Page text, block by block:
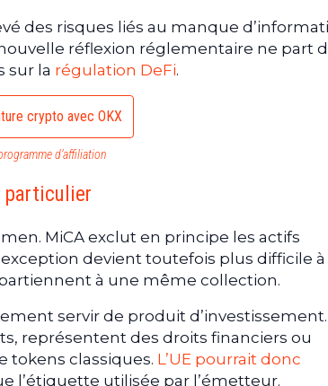
des risques liés au manque
réflexion réglementaire ne part
sur la régulation DeFi.
crypto avec OKX
d’affiliation
particulier
MiCA exclut en principe les actifs
devient toutefois plus difficile à
à une même collection.
servir de produit d’investissement.
représentent des droits financiers ou
classiques. L’UE pourrait donc
l’étiquette utilisée par l’émetteur.